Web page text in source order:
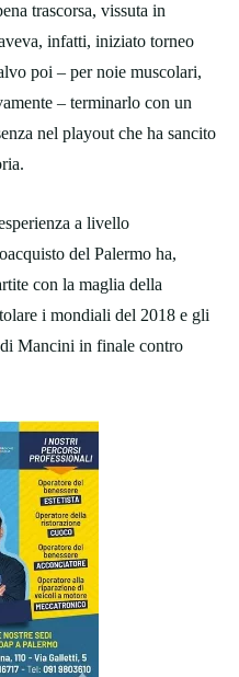
trascorsa, vissuta in
infatti, iniziato torneo
poi – per noie muscolari,
– terminarlo con un
nel playout che ha sancito
a livello
del Palermo ha,
con la maglia della
i mondiali del 2018 e gli
Mancini in finale contro